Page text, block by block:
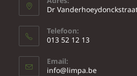
Dr
Telefoon:
013 52 12 13
Email:
info@limpa.be